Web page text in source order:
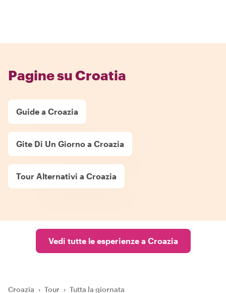
Pagine su Croatia
Guide a Croazia
Gite Di Un Giorno a Croazia
Tour Alternativi a Croazia
Vedi tutte le esperienze a Croazia
Croazia › Tour › Tutta la giornata